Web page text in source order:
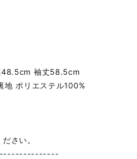
48.5cm 袖丈58.5cm
地 ポリエステル100%
さい。